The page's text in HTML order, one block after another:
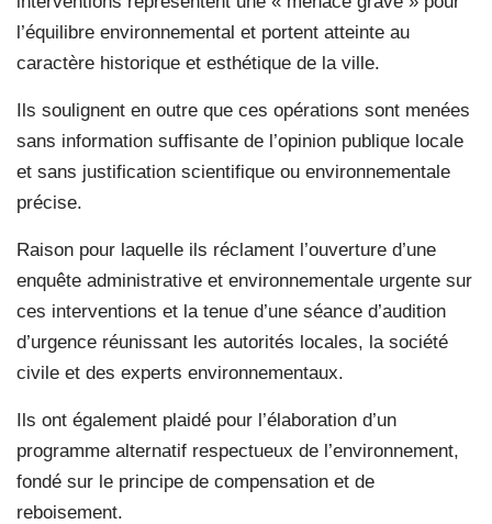
l’équilibre environnemental et portent atteinte au
caractère historique et esthétique de la ville.
Ils soulignent en outre que ces opérations sont menées
sans information suffisante de l’opinion publique locale
et sans justification scientifique ou environnementale
précise.
Raison pour laquelle ils réclament l’ouverture d’une
enquête administrative et environnementale urgente sur
ces interventions et la tenue d’une séance d’audition
d’urgence réunissant les autorités locales, la société
civile et des experts environnementaux.
Ils ont également plaidé pour l’élaboration d’un
programme alternatif respectueux de l’environnement,
fondé sur le principe de compensation et de
reboisement.